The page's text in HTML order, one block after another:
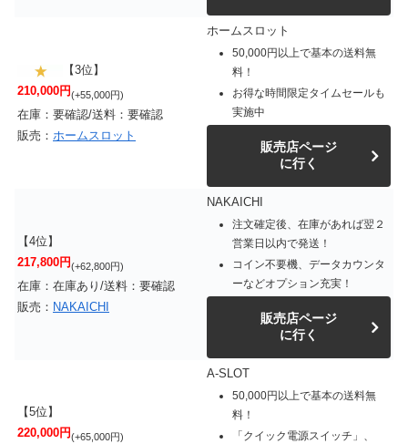
【3位】
210,000円(+55,000円)
在庫：要確認/送料：要確認
販売： ホームスロット
ホームスロット
50,000円以上で基本の送料無
料！
お得な時間限定タイムセールも
実施中
販売店ページ
に行く
【4位】
217,800円(+62,800円)
在庫：在庫あり/送料：要確認
販売： NAKAICHI
NAKAICHI
注文確定後、在庫があれば翌２
営業日以内で発送！
コイン不要機、データカウンタ
ーなどオプション充実！
販売店ページ
に行く
【5位】
220,000円(+65,000円)
A-SLOT
50,000円以上で基本の送料無
料！
「クイック電源スイッチ」、